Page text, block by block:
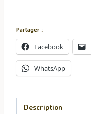
Pets
de
Singe
Partager :
Facebook
WhatsApp
Description